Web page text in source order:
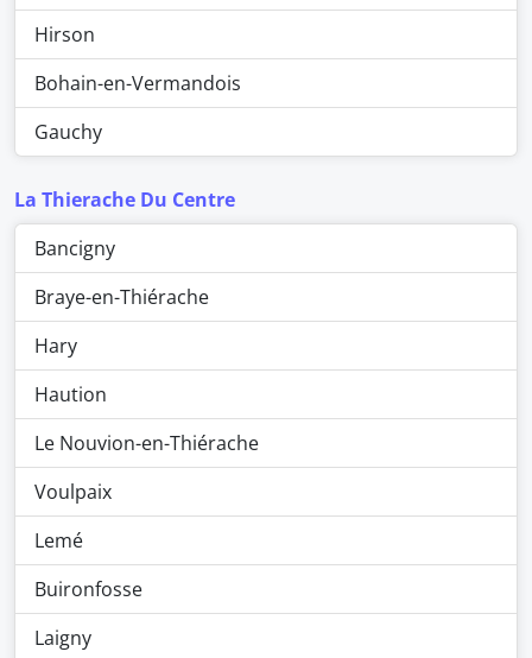
Hirson
Bohain-en-Vermandois
Gauchy
La Thierache Du Centre
Bancigny
Braye-en-Thiérache
Hary
Haution
Le Nouvion-en-Thiérache
Voulpaix
Lemé
Buironfosse
Laigny